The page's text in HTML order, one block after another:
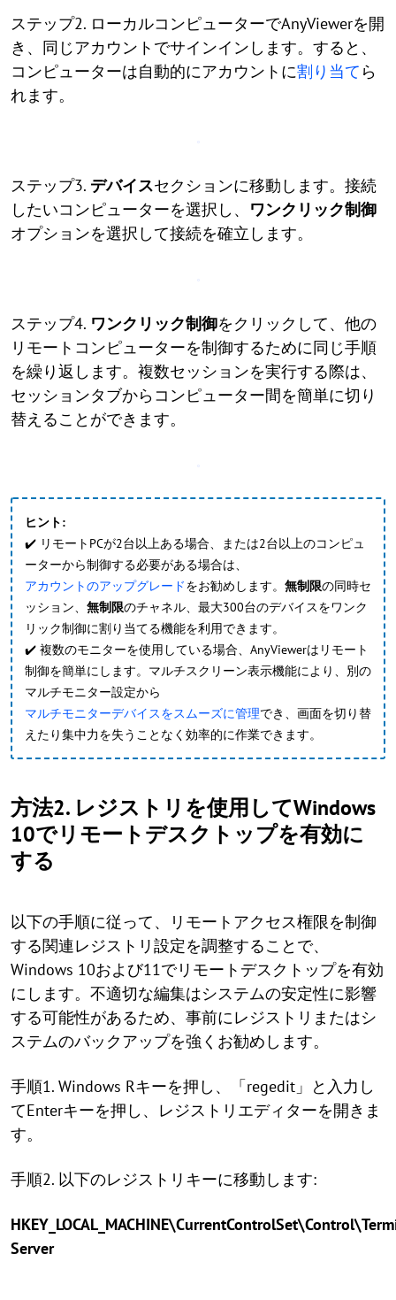
ステップ2. ローカルコンピューターでAnyViewerを開
き、同じアカウントでサインインします。すると、
コンピューターは自動的にアカウントに割り当て ら
れます。
ステップ3. デバイスセクションに移動します。接続
したいコンピューターを選択し、 ワンクリック制御
オプションを選択して接続を確立します。
ステップ4. ワンクリック制御をクリックして、他の
リモートコンピューターを制御するために同じ手順
を繰り返します。複数セッションを実行する際は、
セッションタブからコンピューター間を簡単に切り
替えることができます。
ヒント:
✔️ リモートPCが2台以上ある場合、または2台以上のコンピュ
ーターから制御する必要がある場合は、
アカウントのアップグレードをお勧めします。 無制限の同時セ
ッション、 無制限のチャネル、最大300台のデバイスをワンク
リック制御に割り当てる機能を利用できます。
✔️ 複数のモニターを使用している場合、AnyViewerはリモート
制御を簡単にします。マルチスクリーン表示機能により、別の
マルチモニター設定から
マルチモニターデバイスをスムーズに管理でき、画面を切り替
えたり集中力を失うことなく効率的に作業できます。
方法2. レジストリを使用してWindows
10でリモートデスクトップを有効に
する
以下の手順に従って、リモートアクセス権限を制御
する関連レジストリ設定を調整することで、
Windows 10および11でリモートデスクトップを有効
にします。不適切な編集はシステムの安定性に影響
する可能性があるため、事前にレジストリまたはシ
ステムのバックアップを強くお勧めします。
手順1. Windows Rキーを押し、「regedit」と入力し
てEnterキーを押し、レジストリエディターを開きま
す。
手順2. 以下のレジストリキーに移動します:
Server